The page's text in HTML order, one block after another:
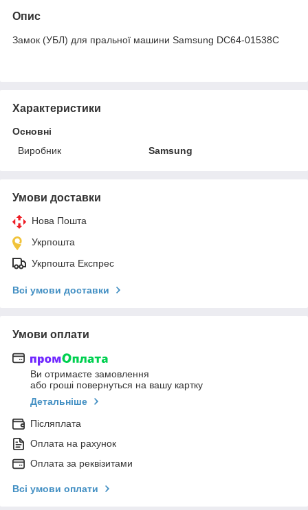
Опис
Замок (УБЛ) для пральної машини Samsung DC64-01538C
Характеристики
Основні
Виробник
Samsung
Умови доставки
Нова Пошта
Укрпошта
Укрпошта Експрес
Всі умови доставки
Умови оплати
Ви отримаєте замовлення
або гроші повернуться на вашу картку
Детальніше
Післяплата
Оплата на рахунок
Оплата за реквізитами
Всі умови оплати